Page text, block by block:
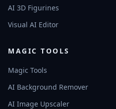
AI 3D Figurines
Visual AI Editor
MAGIC TOOLS
Magic Tools
AI Background Remover
AI Image Upscaler